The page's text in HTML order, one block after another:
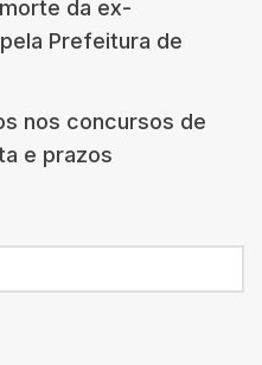
da ex-
Prefeitura de
nos concursos de
e prazos